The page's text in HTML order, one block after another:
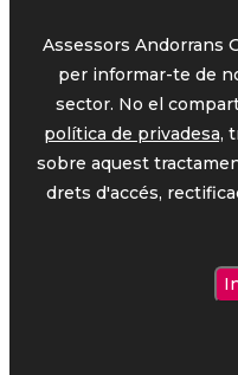
Assessors Andorrans
per informar-te de
sector. No el
política de privadesa,
sobre aquest
drets d'accés,